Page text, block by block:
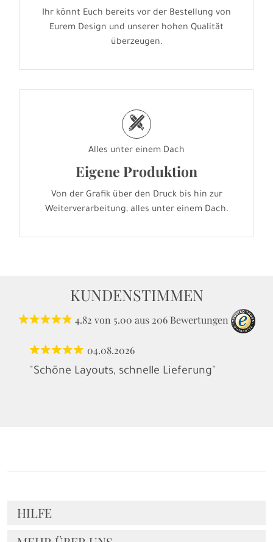
Ihr könnt Euch bereits vor der Bestellung von
Eurem Design und unserer hohen Qualität
überzeugen.
h
Alles unter einem Dach
Eigene Produktion
Von der Grafik über den Druck bis hin zur
Weiterverarbeitung, alles unter einem Dach.
KUNDENSTIMMEN
4.82 von 5.00 aus 206 Bewertungen
04.08.2026
"Schöne Layouts, schnelle Lieferung"
HILFE